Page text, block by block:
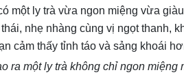
một ly trà vừa ngon miệng vừa
nhẹ nhàng cùng vị ngọt thanh,
cảm thấy tỉnh táo và sảng khoái
ra một ly trà không chỉ ngon